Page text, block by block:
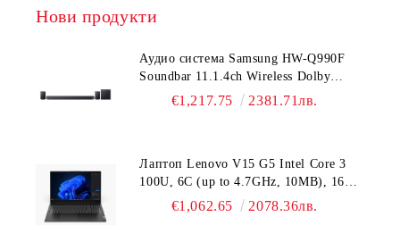
Нови продукти
Аудио система Samsung HW-Q990F
Soundbar 11.1.4ch Wireless Dolby
Atmos Model 2025 Black
€1,217.75 2381.71лв.
Лаптоп Lenovo V15 G5 Intel Core 3
100U, 6C (up to 4.7GHz, 10MB), 16GB
DDR5-5200, 512GB SSD, 15.6" FHD
€1,062.65 2078.36лв.